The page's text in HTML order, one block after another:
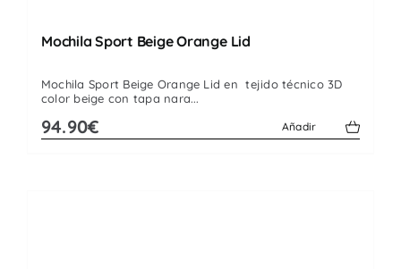
Mochila Sport Beige Orange Lid
Mochila Sport Beige Orange Lid en tejido técnico 3D
color beige con tapa nara...
94.90€ Añadir